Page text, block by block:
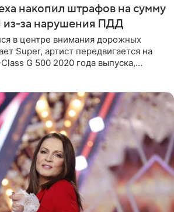
накопил штрафов на сумму
из-за нарушения ПДД
в центре внимания дорожных
Super, артист передвигается на
G 500 2020 года выпуска,